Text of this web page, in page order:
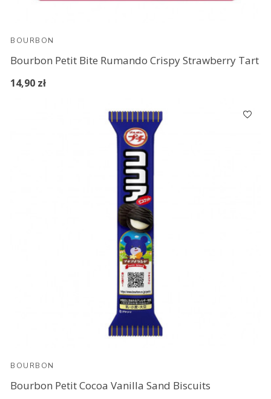
BOURBON
Bourbon Petit Bite Rumando Crispy Strawberry Tart
14,90 zł
BOURBON
Bourbon Petit Cocoa Vanilla Sand Biscuits